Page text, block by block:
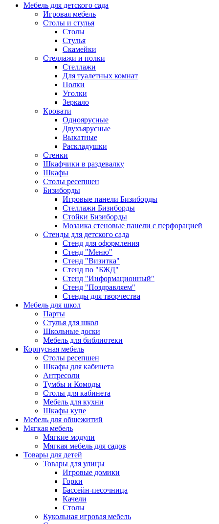
Мебель для детского сада
Игровая мебель
Столы и стулья
Столы
Стулья
Скамейки
Стеллажи и полки
Стеллажи
Для туалетных комнат
Полки
Уголки
Зеркало
Кровати
Одноярусные
Двухъярусные
Выкатные
Раскладушки
Стенки
Шкафчики в раздевалку
Шкафы
Столы ресепшен
Бизиборды
Игровые панели Бизиборды
Стеллажи Бизиборды
Стойки Бизиборды
Мозаика стеновые панели с перфорацией
Стенды для детского сада
Стенд для оформления
Стенд "Меню"
Стенд "Визитка"
Стенд по "БЖД"
Стенд "Информационный"
Стенд "Поздравляем"
Стенды для творчества
Мебель для школ
Парты
Стулья для школ
Школьные доски
Мебель для библиотеки
Корпусная мебель
Столы ресепшен
Шкафы для кабинета
Антресоли
Тумбы и Комоды
Столы для кабинета
Мебель для кухни
Шкафы купе
Мебель для общежитий
Мягкая мебель
Мягкие модули
Мягкая мебель для садов
Товары для детей
Товары для улицы
Игровые домики
Горки
Бассейн-песочница
Качели
Столы
Кукольная игровая мебель